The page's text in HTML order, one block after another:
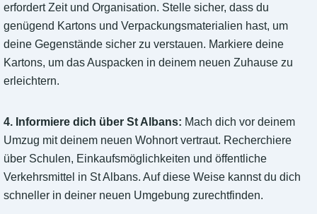
erfordert Zeit und Organisation. Stelle sicher, dass du
genügend Kartons und Verpackungsmaterialien hast, um
deine Gegenstände sicher zu verstauen. Markiere deine
Kartons, um das Auspacken in deinem neuen Zuhause zu
erleichtern.
4. Informiere dich über St Albans: Mach dich vor deinem
Umzug mit deinem neuen Wohnort vertraut. Recherchiere
über Schulen, Einkaufsmöglichkeiten und öffentliche
Verkehrsmittel in St Albans. Auf diese Weise kannst du dich
schneller in deiner neuen Umgebung zurechtfinden.